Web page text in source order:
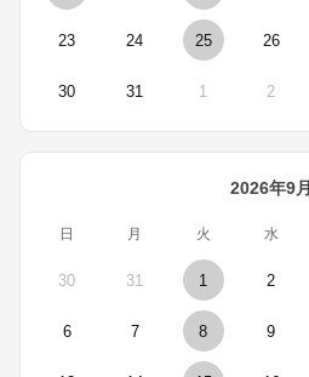
23 24 25 26
30 31 1 2
2026年9月
日 月 火 水
30 31 1 2
6 7 8 9